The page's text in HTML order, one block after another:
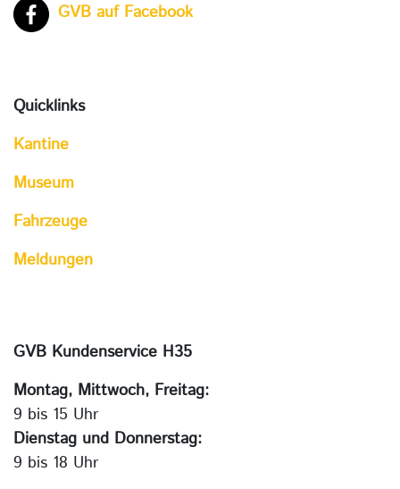
GVB auf Facebook
Quicklinks
Kantine
Museum
Fahrzeuge
Meldungen
GVB Kundenservice H35
Montag, Mittwoch, Freitag:
9 bis 15 Uhr
Dienstag und Donnerstag:
9 bis 18 Uhr